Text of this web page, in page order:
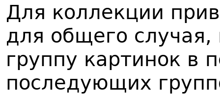
Для коллекции
для общего
группу картинок в
последующих